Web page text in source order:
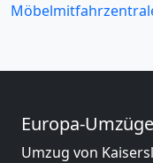
Europa-Umzüge
Umzug von